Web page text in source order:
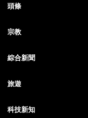
頭條
宗教
綜合新聞
旅遊
科技新知